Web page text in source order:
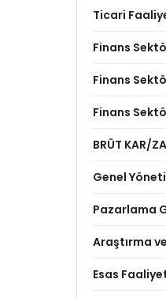
Ticari
Finans
Finans
Finans
BRÜT KAR/
Genel
Pazarlama
Araştırma
Esas